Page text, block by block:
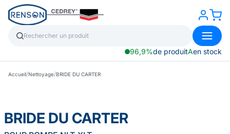
96,9%de produitAen stock
Accueil/Nettoyage/BRIDE DU CARTER
BRIDE DU CARTER